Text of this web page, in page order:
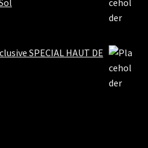
SPECIAL HAUT DE